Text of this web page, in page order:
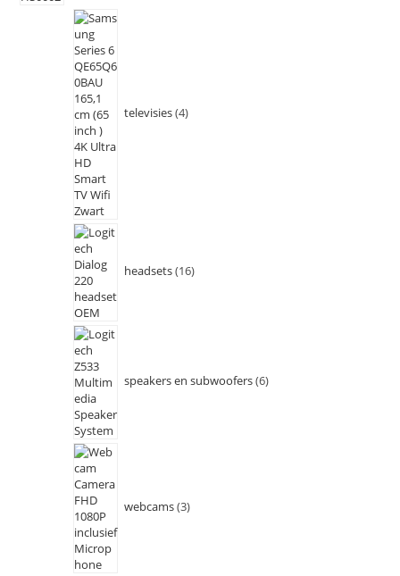
televisies 4
headsets 16
speakers en subwoofers 6
webcams 3